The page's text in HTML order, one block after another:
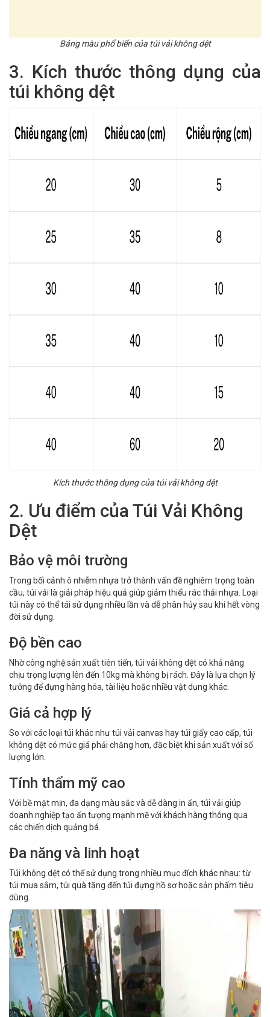
Bảng màu phổ biến của túi vải không dệt
3. Kích thước thông dụng của
túi không dệt
Kích thước thông dụng của túi vải không dệt
2. Ưu điểm của Túi Vải Không
Dệt
Bảo vệ môi trường
Trong bối cảnh ô nhiễm nhựa trở thành vấn đề nghiêm trọng toàn
cầu, túi vải là giải pháp hiệu quả giúp giảm thiểu rác thải nhựa. Loại
túi này có thể tái sử dụng nhiều lần và dễ phân hủy sau khi hết vòng
đời sử dụng.
Độ bền cao
Nhờ công nghệ sản xuất tiên tiến, túi vải không dệt có khả năng
chịu trọng lượng lên đến 10kg mà không bị rách. Đây là lựa chọn lý
tưởng để đựng hàng hóa, tài liệu hoặc nhiều vật dụng khác.
Giá cả hợp lý
So với các loại túi khác như túi vải canvas hay túi giấy cao cấp, túi
không dệt có mức giá phải chăng hơn, đặc biệt khi sản xuất với số
lượng lớn.
Tính thẩm mỹ cao
Với bề mặt mịn, đa dạng màu sắc và dễ dàng in ấn, túi vải giúp
doanh nghiệp tạo ấn tượng mạnh mẽ với khách hàng thông qua
các chiến dịch quảng bá.
Đa năng và linh hoạt
Túi không dệt có thể sử dụng trong nhiều mục đích khác nhau: từ
túi mua sắm, túi quà tặng đến túi đựng hồ sơ hoặc sản phẩm tiêu
dùng.